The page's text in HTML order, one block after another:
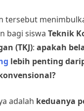
tersebut
bagi siswa Teknik
(TKJ): apakah
lebih penting
adalah keduanya